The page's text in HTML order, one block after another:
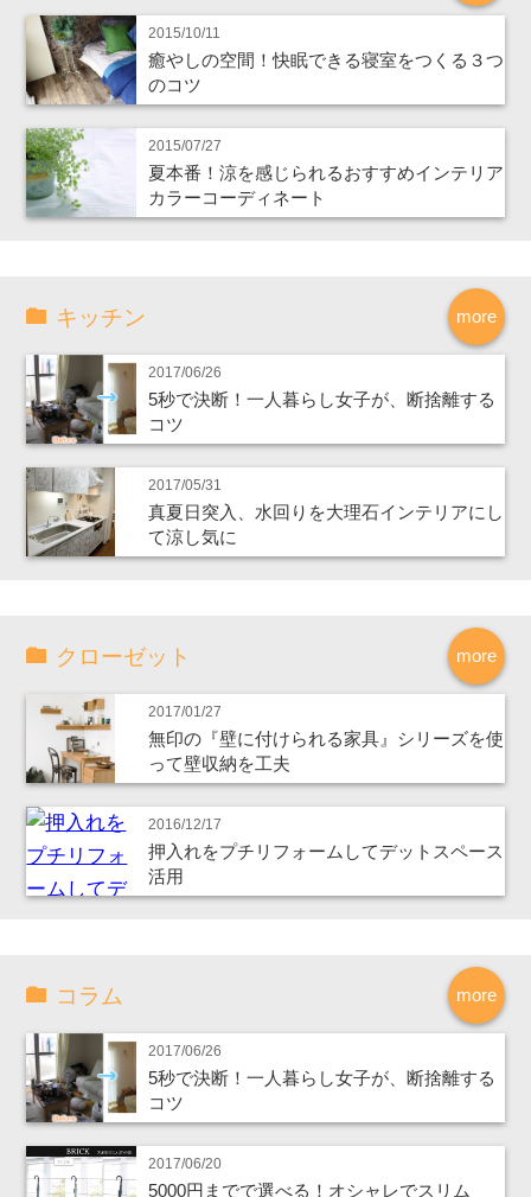
2015/10/11
癒やしの空間！快眠できる寝室をつくる３つ
のコツ
2015/07/27
夏本番！涼を感じられるおすすめインテリア
カラーコーディネート
more
キッチン
2017/06/26
5秒で決断！一人暮らし女子が、断捨離する
コツ
2017/05/31
真夏日突入、水回りを大理石インテリアにし
て涼し気に
more
クローゼット
2017/01/27
無印の『壁に付けられる家具』シリーズを使
って壁収納を工夫
2016/12/17
押入れをプチリフォームしてデットスペース
活用
more
コラム
2017/06/26
5秒で決断！一人暮らし女子が、断捨離する
コツ
2017/06/20
5000円までで選べる！オシャレでスリム